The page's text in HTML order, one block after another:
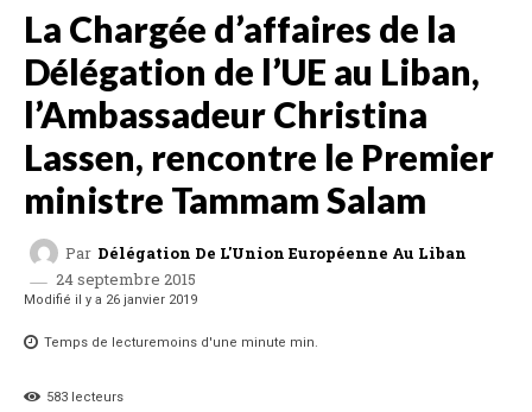
La Chargée d’affaires de la
Délégation de l’UE au Liban,
l’Ambassadeur Christina
Lassen, rencontre le Premier
ministre Tammam Salam
Par Délégation De L'Union Européenne Au Liban
24 septembre 2015
Modifié il y a 26 janvier 2019
Temps de lecturemoins d'une minute min.
583 lecteurs